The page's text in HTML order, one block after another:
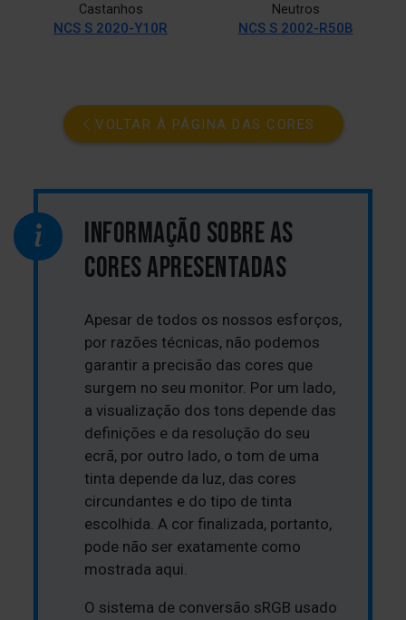
Castanhos
NCS S 2020-Y10R
Neutros
NCS S 2002-R50B
VOLTAR À PÁGINA DAS CORES
INFORMAÇÃO SOBRE AS
CORES APRESENTADAS
Apesar de todos os nossos esforços,
por razões técnicas, não podemos
garantir a precisão das cores que
surgem no seu monitor. Por um lado,
a visualização dos tons depende das
definições e da resolução do seu
ecrã, por outro lado, o tom de uma
tinta depende da luz, das cores
circundantes e do tipo de tinta
escolhida. A cor finalizada, portanto,
pode não ser exatamente como
mostrada aqui.
O sistema de conversão sRGB usado